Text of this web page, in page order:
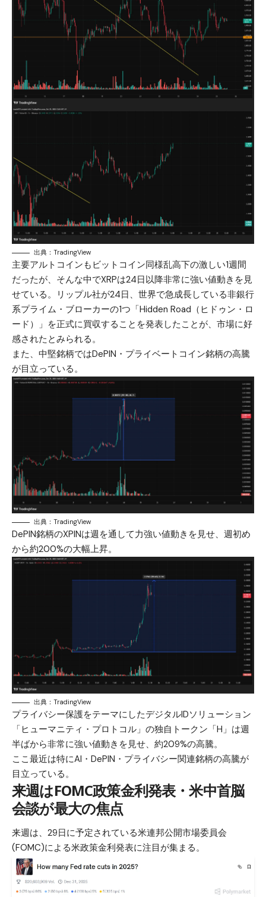
出典：TradingView
主要アルトコインもビットコイン同様乱高下の激しい1週間
だったが、そんな中でXRPは24日以降非常に強い値動きを見
せている。リップル社が24日、世界で急成長している非銀行
系プライム・ブローカーの1つ「Hidden Road（ヒドゥン・ロ
ード）」を正式に買収することを発表したことが、市場に好
感されたとみられる。
また、中堅銘柄ではDePIN・プライベートコイン銘柄の高騰
が目立っている。
出典：TradingView
DePIN銘柄のXPINは週を通して力強い値動きを見せ、週初め
から約200%の大幅上昇。
出典：TradingView
プライバシー保護をテーマにしたデジタルIDソリューション
「ヒューマニティ・プロトコル」の独自トークン「H」は週
半ばから非常に強い値動きを見せ、約209%の高騰。
ここ最近は特にAI・DePIN・プライバシー関連銘柄の高騰が
目立っている。
来週はFOMC政策金利発表・米中首脳
会談が最大の焦点
来週は、29日に予定されている米連邦公開市場委員会
(FOMC)による米政策金利発表に注目が集まる。